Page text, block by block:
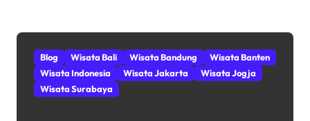
Blog Wisata Bali Wisata Bandung
Wisata Banten
Wisata Indonesia
Wisata Jakarta
Wisata Jogja
Wisata Surabaya